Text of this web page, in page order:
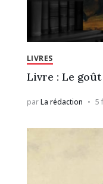
LIVRES
Livre : Le
parLa rédaction 5